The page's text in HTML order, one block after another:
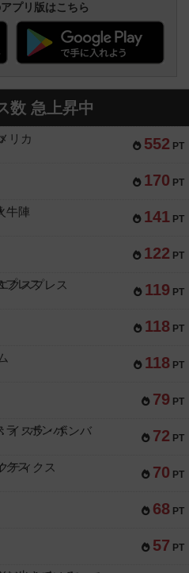
プリ版はこちら
数 急上昇中
552 PT
リカ
170 PT
141 PT
牛陣
122 PT
119 PT
クスプレス
118 PT
118 PT
79 PT
72 PT
イスラ・ボンバ
70 PT
ティクス
68 PT
57 PT